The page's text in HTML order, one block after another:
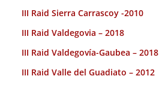
III Raid Sierra Carrascoy -2010
III Raid Valdegovia – 2018
III Raid Valdegovía-Gaubea – 2018
III Raid Valle del Guadiato – 2012